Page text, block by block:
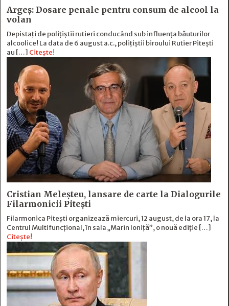
Argeș: Dosare penale pentru consum de alcool la
volan
Depistați de polițiștii rutieri conducând sub influența băuturilor
alcoolice! La data de 6 august a.c., polițiștii biroului Rutier Pitești
au […] Citește!
Cristian Meleșteu, lansare de carte la Dialogurile
Filarmonicii Pitești
Filarmonica Pitești organizează miercuri, 12 august, de la ora 17, la
Centrul Multifuncțional, în sala „Marin Ioniță”, o nouă ediție […]
Citește!